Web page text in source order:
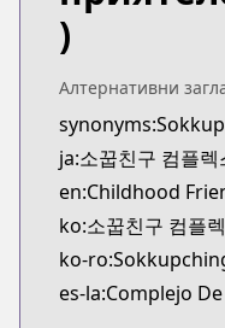
)
Алтернативни
ja:소꿉친구 컴플렉
en:Childhood
ko:소꿉친구 컴플
ko-
es-la:Complejo